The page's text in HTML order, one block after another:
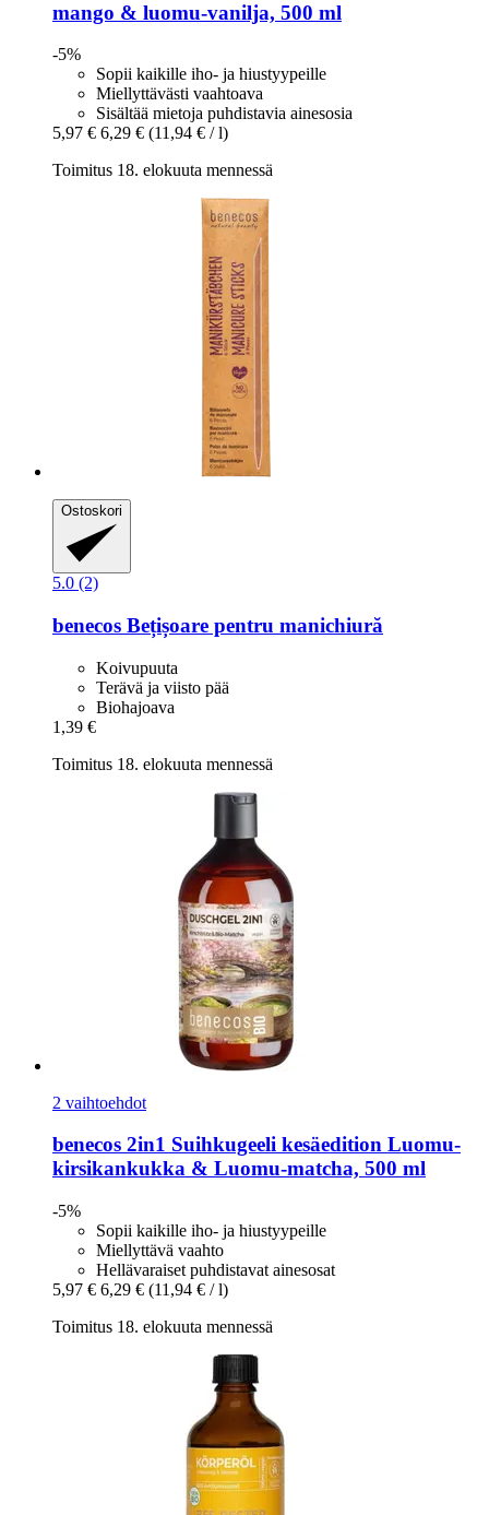
mango & luomu-​vanilja, 500 ml
-5%
Sopii kaikille iho- ja hiustyypeille
Miellyttävästi vaahtoava
Sisältää mietoja puhdistavia ainesosia
5,97 € 6,29 € (11,94 € / l)
Toimitus 18. elokuuta mennessä
Ostoskori
5.0 (2)
benecos Bețișoare pentru manichiură
Koivupuuta
Terävä ja viisto pää
Biohajoava
1,39 €
Toimitus 18. elokuuta mennessä
2 vaihtoehdot
benecos 2in1 Suihkugeeli kesäedition Luomu-​
kirsikankukka & Luomu-​matcha, 500 ml
-5%
Sopii kaikille iho- ja hiustyypeille
Miellyttävä vaahto
Hellävaraiset puhdistavat ainesosat
5,97 € 6,29 € (11,94 € / l)
Toimitus 18. elokuuta mennessä